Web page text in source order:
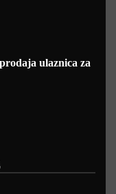
ulaznica za